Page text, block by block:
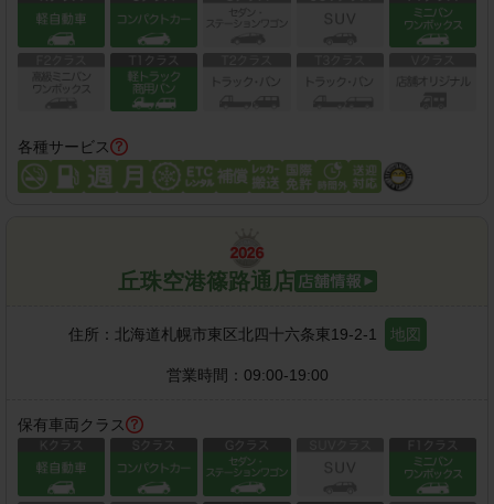
各種サービス
丘珠空港篠路通店
住所： 北海道札幌市東区北四十六条東19-2-1 地図
営業時間： 09:00-19:00
保有車両クラス